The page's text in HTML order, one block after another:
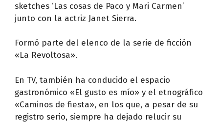
sketches ‘Las cosas de Paco y Mari Carmen’
junto con la actriz Janet Sierra.
Formó parte del elenco de la serie de ficción
«La Revoltosa».
En TV, también ha conducido el espacio
gastronómico «El gusto es mío» y el etnográfico
«Caminos de fiesta», en los que, a pesar de su
registro serio, siempre ha dejado relucir su